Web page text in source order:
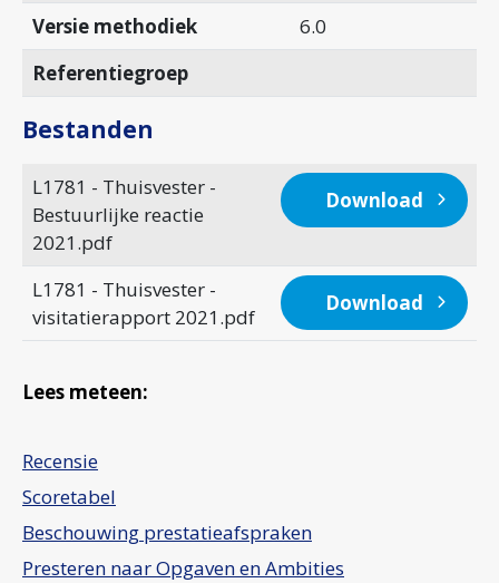
Versie methodiek
6.0
Referentiegroep
Bestanden
L1781 - Thuisvester -
Bestuurlijke reactie
2021.pdf
Download
L1781 - Thuisvester -
visitatierapport 2021.pdf
Download
Lees meteen:
Recensie
Scoretabel
Beschouwing prestatieafspraken
Presteren naar Opgaven en Ambities